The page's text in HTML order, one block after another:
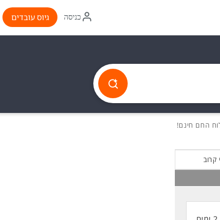
איקון
התחברות
כניסה גיוס עובדים
קרוב